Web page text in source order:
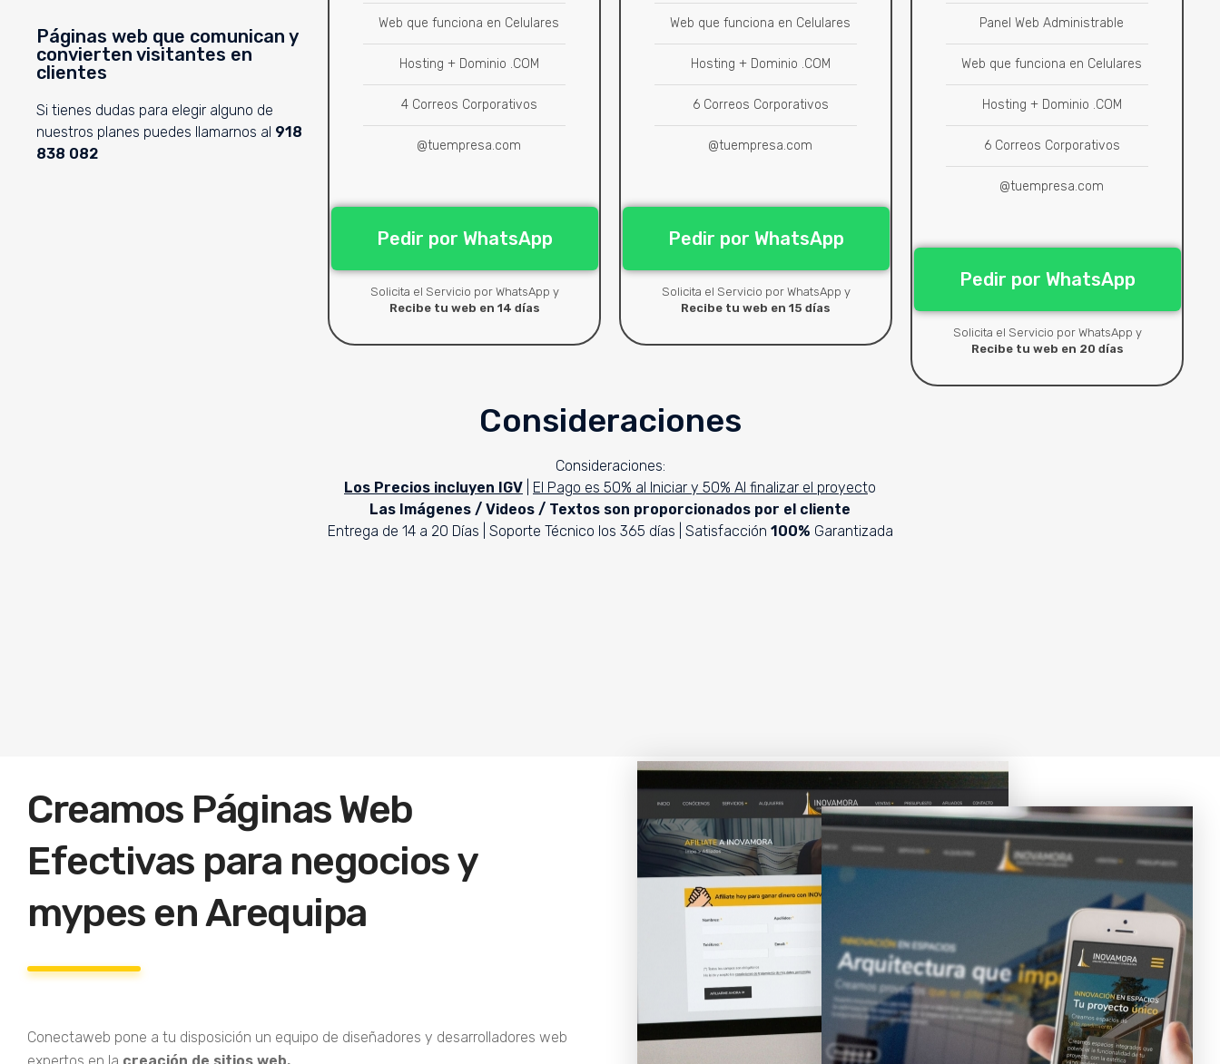
Páginas web que comunican y
convierten visitantes en
clientes
Si tienes dudas para elegir alguno de
nuestros planes puedes llamarnos al 918
838 082
Web que funciona en Celulares
Hosting + Dominio .COM
4 Correos Corporativos
@tuempresa.com
Pedir por WhatsApp
Solicita el Servicio por WhatsApp y
Recibe tu web en 14 días
Web que funciona en Celulares
Hosting + Dominio .COM
6 Correos Corporativos
@tuempresa.com
Pedir por WhatsApp
Solicita el Servicio por WhatsApp y
Recibe tu web en 15 días
Panel Web Administrable
Web que funciona en Celulares
Hosting + Dominio .COM
6 Correos Corporativos
@tuempresa.com
Pedir por WhatsApp
Solicita el Servicio por WhatsApp y
Recibe tu web en 20 días
Consideraciones
Consideraciones:
Los Precios incluyen IGV
El Pago es 50% al Iniciar y 50% Al finalizar el proyecto
Las Imágenes / Videos / Textos son proporcionados por el cliente
Entrega de 14 a 20 Días | Soporte Técnico los 365 días | Satisfacción 100% Garantizada
Creamos Páginas Web
Efectivas para negocios y
mypes en Arequipa
Conectaweb pone a tu disposición un equipo de diseñadores y desarrolladores web